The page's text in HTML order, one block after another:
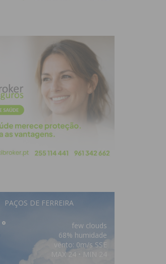
PAÇOS DE FERREIRA
°
few clouds
68% humidade
vento: 0m/s SSE
MAX 24 • MIN 24